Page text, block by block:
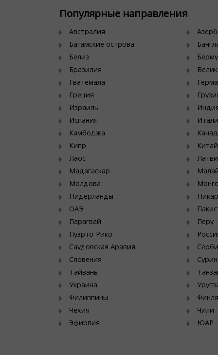
Популярные направления
Австралия
Багамские острова
Белиз
Бразилия
Гватемала
Греция
Израиль
Испания
Камбоджа
Кипр
Китай
Лаос
Мадагаскар
Молдова
Нидерланды
ОАЭ
Парагвай
Перу
Пуэрто-Рико
Саудовская Аравия
Словения
Тайвань
Украина
Филиппины
Чехия
Чили
Эфиопия
ЮАР